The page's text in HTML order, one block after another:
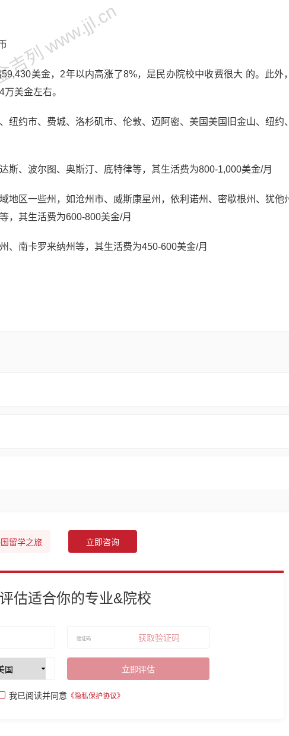
美金，2年以内高涨了8%，是民办院校中收费很大 的。此外
美金左右。
纽约市、费城、洛杉矶市、伦敦、迈阿密、美国美国旧金山、纽约
斯、波尔图、奥斯汀、底特律等，其生活费为800-1,000美金/月
地区一些州，如沧州市、威斯康星州，依利诺州、密歇根州、犹他
，其生活费为600-800美金/月
、南卡罗来纳州等，其生活费为450-600美金/月
列 www.jjl.cn
留学之旅 立即咨询
估适合你的专业&院校
获取验证码
立即评估
我已阅读并同意 《隐私保护协议》